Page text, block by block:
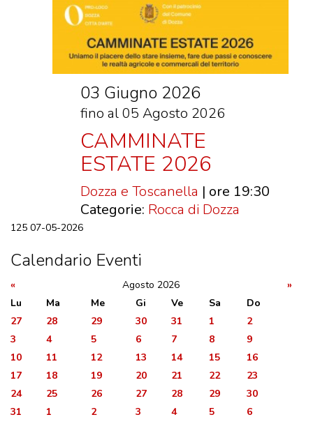
UFFICIO TURISTICO DI DOZZA
GEMELLO DIGITALE BORGO
DOVE MANGIARE
DOVE DORMIRE
FANTASTIKA
ENOTECA
03 Giugno 2026
fino al 05 Agosto 2026
CAMMINATE
ESTATE 2026
Dozza e Toscanella | ore 19:30
Categorie: Rocca di Dozza
125 07-05-2026
Calendario Eventi
« Agosto 2026
»
Lu
Ma Me Gi Ve Sa
Do
27
28 29 30 31 1
2
3
4 5 6 7 8
9
10
11 12 13 14 15
16
17
18 19 20 21 22
23
24
25 26 27 28 29
30
31
1 2 3 4 5 6